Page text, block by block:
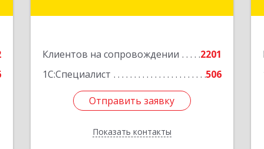
Клиентов на сопровождении
2201
1С:Специалист
506
Отправить заявку
Показать контакты
Подробнее
Отправить заявку
Назад